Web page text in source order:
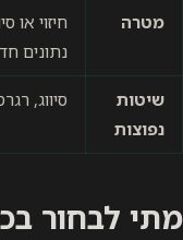
מטרה
חיזוי או
נתונים
שיטות
נפוצות
סיווג,
מתי לבחור